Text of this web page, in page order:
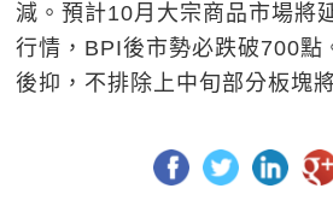
減。預計10月大宗商品市場將
行情，BPI後市勢必跌破700點
後抑，不排除上中旬部分板塊